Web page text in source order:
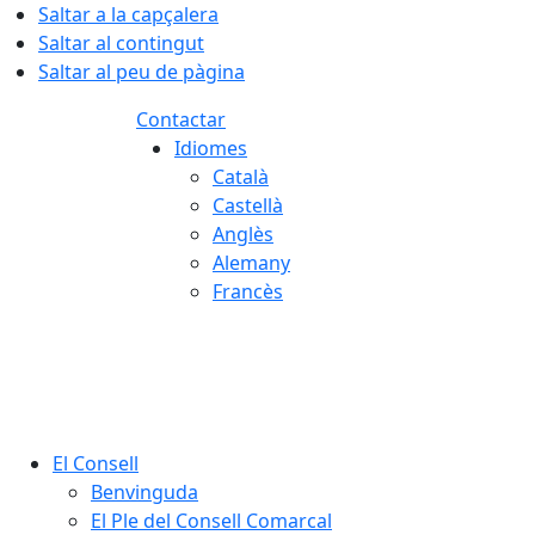
Saltar a la capçalera
Saltar al contingut
Saltar al peu de pàgina
Contactar
Idiomes
Català
Castellà
Anglès
Alemany
Francès
El Consell
Benvinguda
El Ple del Consell Comarcal